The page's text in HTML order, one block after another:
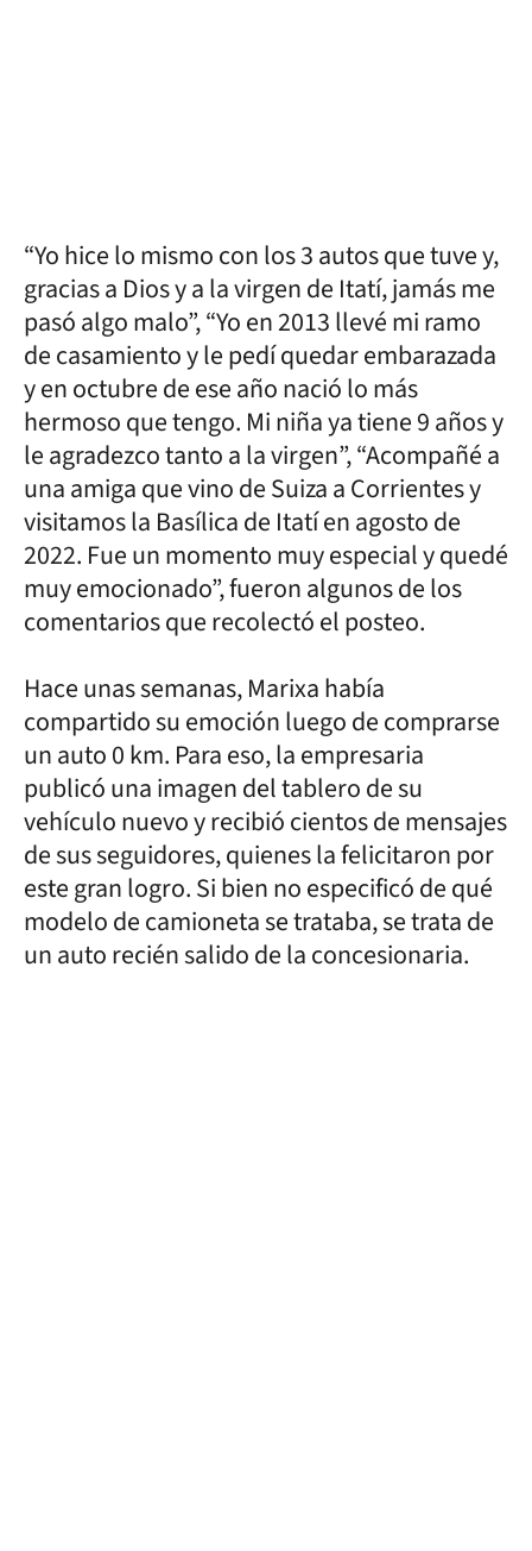
“Yo hice lo mismo con los 3 autos que tuve y,
gracias a Dios y a la virgen de Itatí, jamás me
pasó algo malo”, “Yo en 2013 llevé mi ramo
de casamiento y le pedí quedar embarazada
y en octubre de ese año nació lo más
hermoso que tengo. Mi niña ya tiene 9 años y
le agradezco tanto a la virgen”, “Acompañé a
una amiga que vino de Suiza a Corrientes y
visitamos la Basílica de Itatí en agosto de
2022. Fue un momento muy especial y quedé
muy emocionado”, fueron algunos de los
comentarios que recolectó el posteo.
Hace unas semanas, Marixa había
compartido su emoción luego de comprarse
un auto 0 km. Para eso, la empresaria
publicó una imagen del tablero de su
vehículo nuevo y recibió cientos de mensajes
de sus seguidores, quienes la felicitaron por
este gran logro. Si bien no especificó de qué
modelo de camioneta se trataba, se trata de
un auto recién salido de la concesionaria.